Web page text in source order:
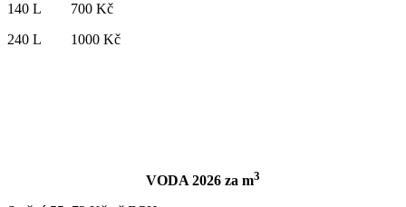
140 L 700 Kč
240 L 1000 Kč
VODA 2026 za m3